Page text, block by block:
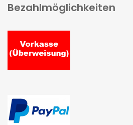
Bezahlmöglichkeiten